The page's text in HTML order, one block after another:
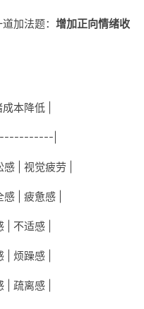
加法题： 增加正向情绪收
本降低 |
|
| 视觉疲劳 |
| 疲惫感 |
| 不适感 |
| 烦躁感 |
| 疏离感 |